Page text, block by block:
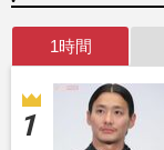
1時間